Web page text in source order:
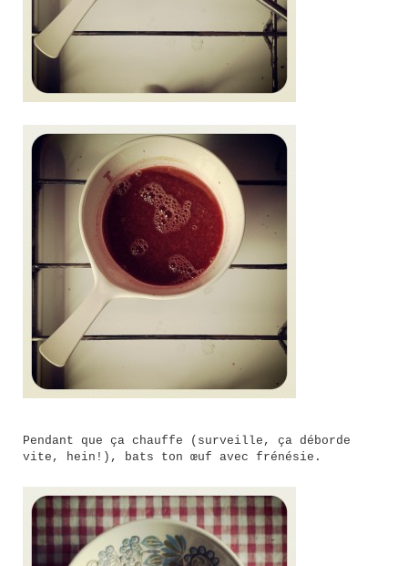
Pendant que ça chauffe (surveille, ça déborde
vite, hein!), bats ton œuf avec frénésie.